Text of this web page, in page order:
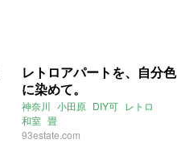
レトロアパートを、自分色
に染めて。
神奈川 小田原 DIY可 レトロ
和室 畳
93estate.com